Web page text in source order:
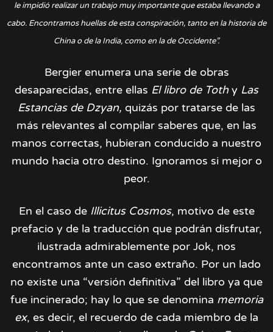
le impidió realizar un trabajo muy importante que estaba llevando a
cabo. Encontramos huellas de esta conspiración, tanto en la historia de
China o de la India, como en la de Occidente”.
Bergier enumera una serie de obras
desaparecidas, entre ellas El libro de Tothy Las
Estancias de Dzyan, quizás por tratarse de las
más relevantes al compilar saberes que, en las
manos correctas, hubieran conducido a nuestro
mundo hacia otro destino. Ignoramos si mejor o
peor.
En el caso de Illicitus Cosmos, motivo de este
prefacio y de la traducción que podrán disfrutar,
ilustrada admirablemente por Jok, nos
encontramos ante un caso extraño. Por un lado
no existe una “versión definitiva” del libro ya que
fue incinerado; hay lo que se denomina memoria
ex, es decir, el recuerdo de cada miembro de la